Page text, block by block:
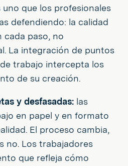
que los profesionales
defendiendo: la calidad
cada paso, no
La integración de puntos
trabajo intercepta los
de su creación.
y desfasadas: las
en papel y en formato
El proceso cambia,
no. Los trabajadores
que refleja cómo